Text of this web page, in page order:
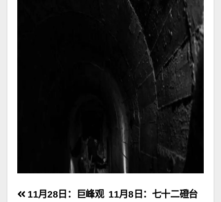
文
11月8日：七十二磴台
11月28日：巨峰观